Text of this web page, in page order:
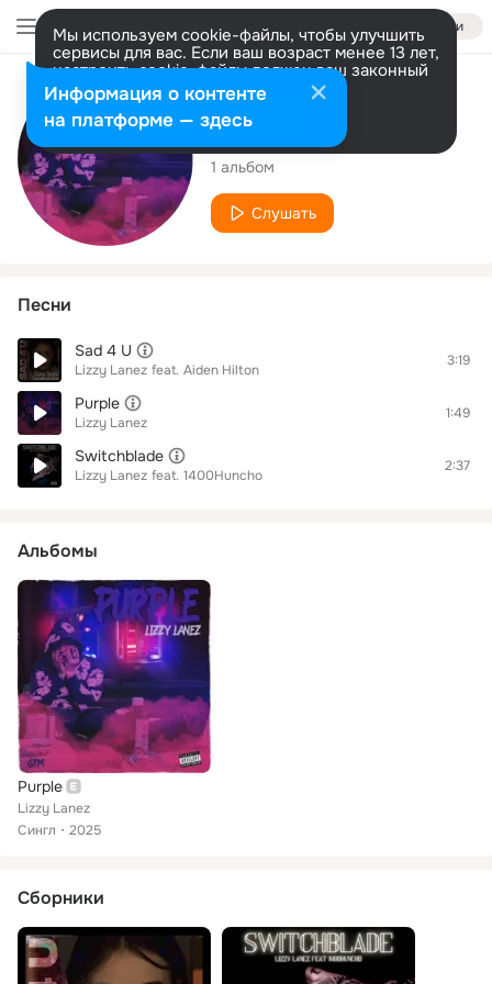
Войти
Мы используем cookie-файлы, чтобы улучшить
сервисы для вас. Если ваш возраст менее 13 лет,
настроить cookie-файлы должен ваш законный
представитель. Больше информации
Разрешить все Настроить
Исполнитель
Lizzy Lanez
1 альбом
Слушать
Песни
Sad 4 U
Lizzy Lanez feat. Aiden Hilton
3:19
Purple
Lizzy Lanez
1:49
Switchblade
Lizzy Lanez feat. 1400Huncho
2:37
Альбомы
Purple
Lizzy Lanez
Сингл
2025
Сборники
Информация о контенте
на платформе — здесь